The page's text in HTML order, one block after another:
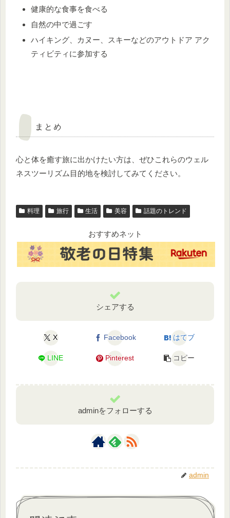
健康的な食事を食べる
自然の中で過ごす
ハイキング、カヌー、スキーなどのアウトドア アク
ティビティに参加する
まとめ
心と体を癒す旅に出かけたい方は、ぜひこれらのウェル
ネスツーリズム目的地を検討してみてください。
料理 旅行 生活 美容 話題のトレンド
おすすめネット
シェアする
X Facebook はてブ
LINE Pinterest コピー
adminをフォローする
admin